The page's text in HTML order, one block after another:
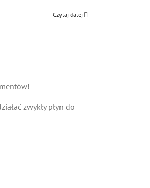
Czytaj dalej
zwykły płyn do